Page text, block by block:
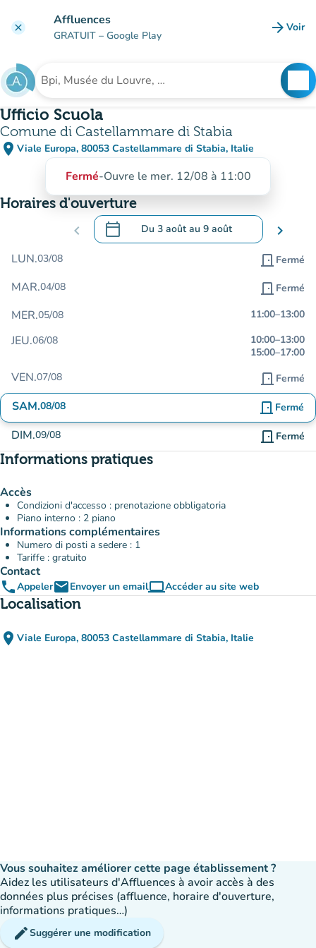
clear Affluences
GRATUIT – Google Play arrow_forward Voir
Rechercher un établissement
Ufficio Scuola
Comune di Castellammare di Stabia
place Viale Europa, 80053 Castellammare di Stabia, Italie
(ouvrir dans Google Maps)
(nouvel onglet)
Fermé-Ouvre le mer. 12/08 à 11:00
Horaires d'ouverture
chevron_left calendar_today Du 3 aoûtau 9 août
.Ouvrir le calendrier pour changer de
chevron_right
LUN.03/08 door_front Fermé
MAR.04/08 door_front Fermé
MER.05/08 11:00–13:00
JEU.06/08 10:00–13:00
15:00–17:00
VEN.07/08 door_front Fermé
SAM.08/08 door_front Fermé
DIM.09/08 door_front Fermé
Informations pratiques
Accès
Condizioni d'accesso : prenotazione obbligatoria
Piano interno : 2 piano
Informations complémentaires
Numero di posti a sedere : 1
Tariffe : gratuito
Contact
phoneAppeleremailEnvoyer un emailcomputerAccéder au site web
(nouvel onglet)
Localisation
place Viale Europa, 80053 Castellammare di Stabia, Italie
(ouvrir dans Google Maps)
(nouvel onglet)
Vous souhaitez améliorer cette page établissement ?
Aidez les utilisateurs d'Affluences à avoir accès à des
données plus précises (affluence, horaire d'ouverture,
informations pratiques…)
editSuggérer une modification